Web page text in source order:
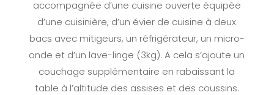
accompagnée d’une cuisine ouverte équipée
d’une cuisinière, d’un évier de cuisine à deux
bacs avec mitigeurs, un réfrigérateur, un micro-
onde et d’un lave-linge (3kg). A cela s’ajoute un
couchage supplémentaire en rabaissant la
table à l’altitude des assises et des coussins.